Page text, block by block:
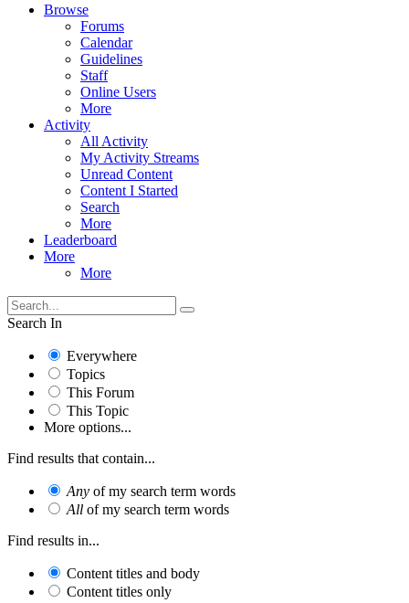
Browse
Forums
Calendar
Guidelines
Staff
Online Users
More
Activity
All Activity
My Activity Streams
Unread Content
Content I Started
Search
More
Leaderboard
More
More
Search In
Everywhere
Topics
This Forum
This Topic
More options...
Find results that contain...
Any of my search term words
All of my search term words
Find results in...
Content titles and body
Content titles only